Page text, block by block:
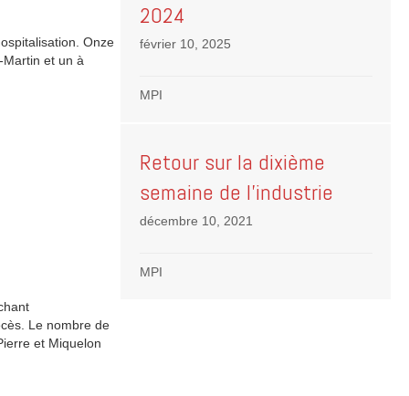
Onze
et un à
Le nombre de
et Miquelon
2024
février 10, 2025
MPI
Retour sur la dixième
semaine de l’industrie
décembre 10, 2021
MPI